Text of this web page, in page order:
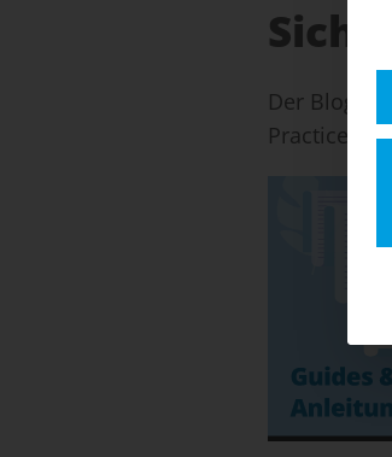
Der Blog
Practices